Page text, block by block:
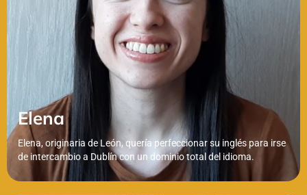
Elena
Elena, originaria de León, quería perfeccionar su inglés para irse
de intercambio a Dublín con un dominio total del idioma.